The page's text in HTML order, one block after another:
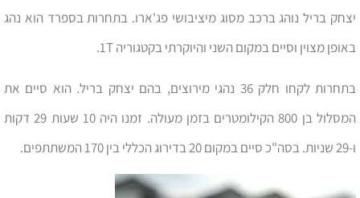
יצחק בריל נוהג ברכב מסוג מיציבושי פג'ארו. בתחרות בספרד הוא נהג
באופן מצוין וסיים במקום השני והיוקרתי בקטגוריה 1T.
בתחרות לקחו חלק 36 נהגי מירוצים, בהם יצחק בריל. הוא סיים את
המסלול בן 800 הקילומטרים בזמן מעולה. זמנו היה 10 שעות 29 דקות
ו-29 שניות. בסה"כ סיים במקום 20 בדירוג הכללי בין 170 המשתתפים.